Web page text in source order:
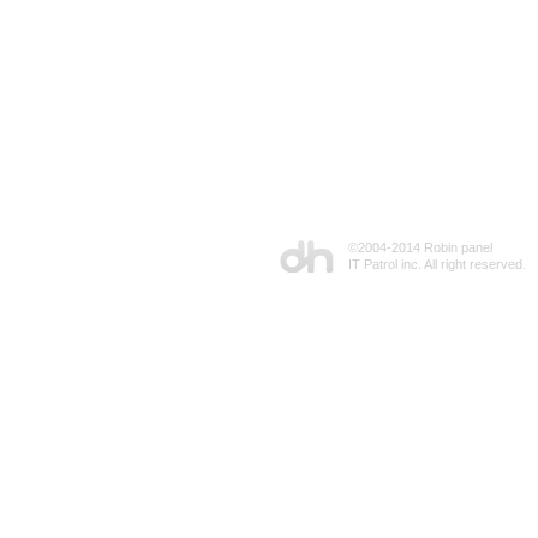
©2004-2014 Robin panel
IT Patrol inc. All right reserved.